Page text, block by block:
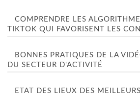
COMPRENDRE LES
TIKTOK QUI FAVORISENT LES
BONNES PRATIQUES DE LA
DU SECTEUR D'ACTIVITÉ
ETAT DES LIEUX DES